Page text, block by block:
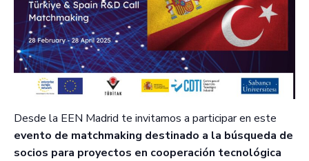
Desde la EEN Madrid te invitamos a participar en este
evento de matchmaking destinado a la búsqueda de
socios para proyectos en cooperación tecnológica